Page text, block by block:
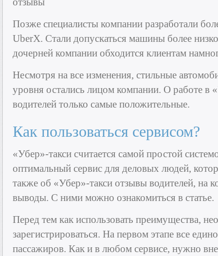
Позже специалисты компании разработали
UberX. Стали допускаться машины более
дочерней компании обходится клиентам
Несмотря на все изменения, стильные
уровня остались лицом компании. О работе в
водителей только самые положительные.
Как пользоваться сервисом?
«Убер»-такси считается самой простой
оптимальный сервис для деловых людей,
также об «Убер»-такси отзывы водителей, на
выводы. С ними можно ознакомиться в статье.
Перед тем как использовать преимущества,
зарегистрироваться. На первом этапе все
пассажиров. Как и в любом сервисе, нужно